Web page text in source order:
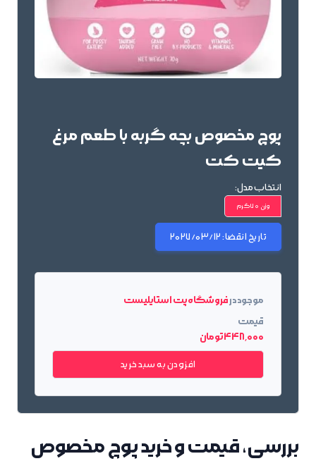
پوچ مخصوص بچه گربه با طعم مرغ
کیت کت
انتخاب مدل:
وزن 70گرم
تاریخ انقضا:2027/03/12
موجود درفروشگاه پت استایلیست
قیمت
448٬000 تومان
افزودن به سبد خرید
بررسی، قیمت و خرید پوچ مخصوص